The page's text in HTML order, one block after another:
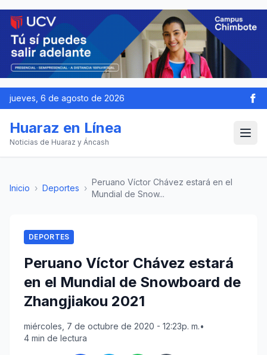
jueves, 6 de agosto de 2026
Huaraz en Línea
Noticias de Huaraz y Áncash
Inicio › Deportes ›
Peruano Víctor Chávez estará en el
Mundial de Snow...
DEPORTES
Peruano Víctor Chávez estará
en el Mundial de Snowboard de
Zhangjiakou 2021
miércoles, 7 de octubre de 2020 - 12:23p. m.•
4 min de lectura